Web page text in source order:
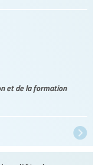
et de la formation